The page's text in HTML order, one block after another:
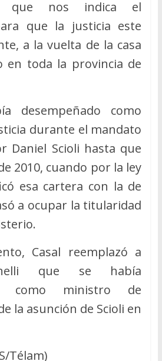
que nos indica el
que la justicia este
a la vuelta de la casa
en toda la provincia de
desempeñado como
durante el mandato
Daniel Scioli hasta que
2010, cuando por la ley
esa cartera con la de
a ocupar la titularidad
Casal reemplazó a
que se había
como ministro de
la asunción de Scioli en
Télam)